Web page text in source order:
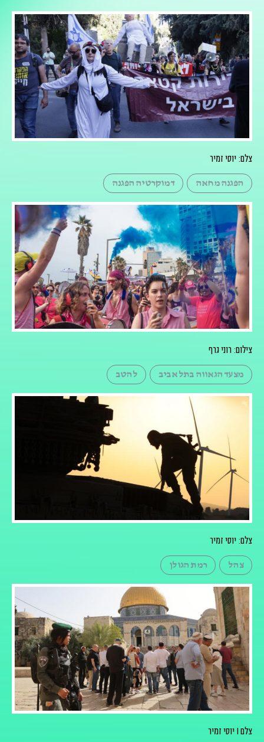
צלם: יוסי זמיר
הפגנה מחאה דמוקרטיה הפגנה
צילום: רוני גרף
מצעד הגאווה בתל אביב להטב
צלם: יוסי זמיר
צהל רמת הגולן
צלם I יוסי זמיר